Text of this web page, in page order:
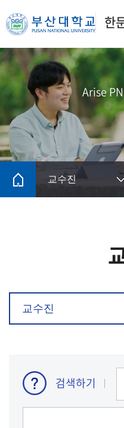
한
Arise
교수진
교수진
검색하기